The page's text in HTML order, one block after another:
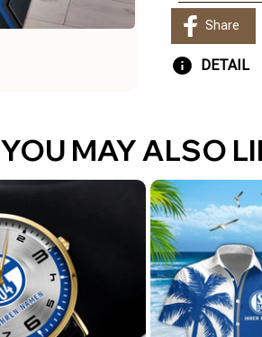
Share
DETAIL
YOU MAY ALSO